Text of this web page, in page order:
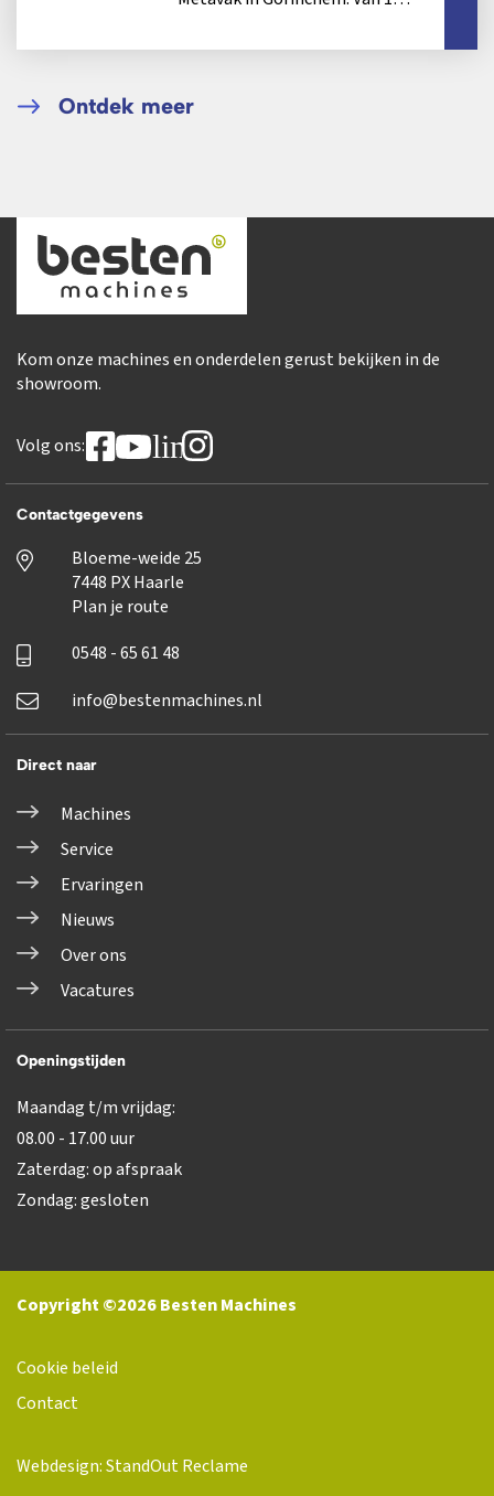
de beurshallen...
Ontdek meer
Kom onze machines en onderdelen gerust bekijken in de
showroom.
Volg ons: linkedin
Contactgegevens
Bloeme-weide 25
7448 PX Haarle
Plan je route
0548 - 65 61 48
info@bestenmachines.nl
Direct naar
Machines
Service
Ervaringen
Nieuws
Over ons
Vacatures
Openingstijden
Maandag t/m vrijdag:
08.00 - 17.00 uur
Zaterdag: op afspraak
Zondag: gesloten
Copyright ©2026 Besten Machines
Cookie beleid
Contact
Webdesign: StandOut Reclame